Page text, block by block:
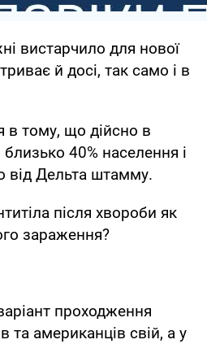
вистарчило для нової
й досі, так само і в
в тому, що дійсно в
близько 40% населення і
від Дельта штамму.
після хвороби як
зараження?
проходження
та американців свій, а у